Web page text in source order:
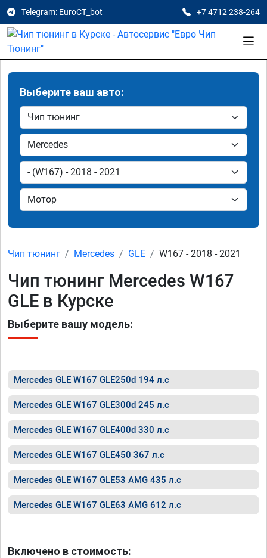
Telegram: EuroCT_bot +7 4712 238-264
Выберите ваш авто:
Чип тюнинг Mercedes GLE W167 - 2018 - 2021
Чип тюнинг Mercedes W167
GLE в Курске
Выберите вашу модель:
Mercedes GLE W167 GLE250d 194 л.с
Mercedes GLE W167 GLE300d 245 л.с
Mercedes GLE W167 GLE400d 330 л.с
Mercedes GLE W167 GLE450 367 л.с
Mercedes GLE W167 GLE53 AMG 435 л.с
Mercedes GLE W167 GLE63 AMG 612 л.с
Включено в стоимость: